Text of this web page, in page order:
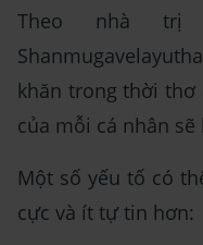
Theo nhà trị
khăn trong thời
của mỗi cá nhân
Một số yếu tố có
cực và ít tự tin hơn: